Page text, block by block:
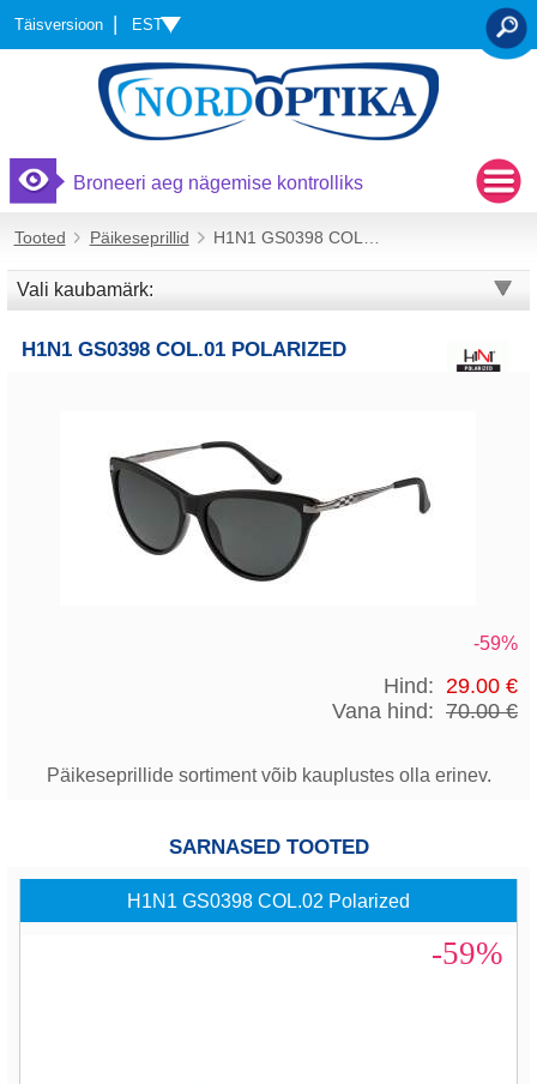
Täisversioon EST
Broneeri aeg nägemise kontrolliks
Tooted Päikeseprillid H1N1 GS0398 COL.01 Polarized
Vali kaubamärk:
H1N1 GS0398 COL.01 POLARIZED
-59%
Hind: 29.00 €
Vana hind:70.00 €
Päikeseprillide sortiment võib kauplustes olla erinev.
SARNASED TOOTED
H1N1 GS0398 COL.02 Polarized
-59%